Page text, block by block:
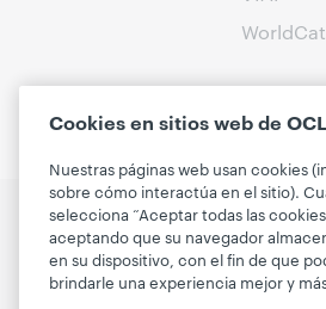
WorldCat
Get
and
próximos
Cookies en sitios web de
Nuestras páginas web usan cookies
sobre cómo interactúa en el sitio).
selecciona “Aceptar todas las
aceptando que su navegador
en su dispositivo, con el fin de que
brindarle una experiencia mejor y